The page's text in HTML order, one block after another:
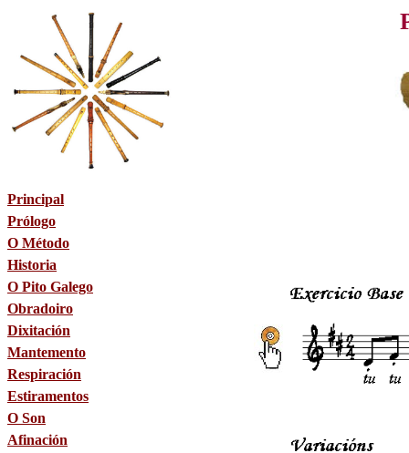
Principal
Prólogo
O Método
Historia
O Pito Galego
Obradoiro
Dixitación
Mantemento
Respiración
Estiramentos
O Son
Afinación